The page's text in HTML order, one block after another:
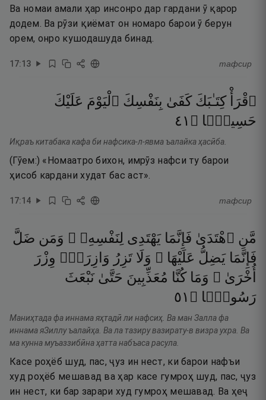
Ва номаи амали ҳар инсонро дар гардани ӯ қарор
додем. Ва рӯзи қиёмат он номаро барои ӯ берун
орем, онро кушодашуда бинад.
17:13 тафсир
ٱقْرَأْ كِتَـٰبَكَ كَفَىٰ بِنَفْسِكَ ٱلْيَوْمَ عَلَيْكَ
حَسِيبًۭا ۝ ١٤
Иқраъ китабака кафа би нафсика-л-явма ъалайка ҳасӣба.
(Гӯем:) «Номаатро бихон, имрӯз нафси ту барои
ҳисоб кардани худат бас аст».
17:14 тафсир
مَّنِ ٱهْتَدَىٰ فَإِنَّمَا يَهْتَدِى لِنَفْسِهِۦ ۖ وَمَن ضَلَّ
فَإِنَّمَا يَضِلُّ عَلَيْهَا ۚ وَلَا تَزِرُ وَازِرَةٌۭ وِزْرَ
أُخْرَىٰ ۗ وَمَا كُنَّا مُعَذِّبِينَ حَتَّىٰ نَبْعَثَ
رَسُولًۭا ۝ ١٥
Маниҳтада фа иннама яҳтадӣ ли нафсиҳ. Ва ман Залла фа
иннама яЗиллу ъалайҳа. Ва ла тазиру вазирату-в визра ухра. Ва
ма кунна муъаззибӣна ҳатта набъаса расула.
Касе роҳёб шуд, пас, ҷуз ин нест, ки барои нафъи
худ роҳёб мешавад ва ҳар касе гумроҳ шуд, пас, ҷуз
ин нест, ки бар зарари худ гумроҳ мешавад. Ва ҳеҷ